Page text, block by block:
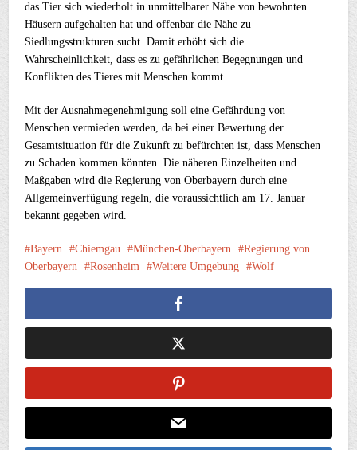
das Tier sich wiederholt in unmittelbarer Nähe von bewohnten
Häusern aufgehalten hat und offenbar die Nähe zu
Siedlungsstrukturen sucht. Damit erhöht sich die
Wahrscheinlichkeit, dass es zu gefährlichen Begegnungen und
Konflikten des Tieres mit Menschen kommt.
Mit der Ausnahmegenehmigung soll eine Gefährdung von
Menschen vermieden werden, da bei einer Bewertung der
Gesamtsituation für die Zukunft zu befürchten ist, dass Menschen
zu Schaden kommen könnten. Die näheren Einzelheiten und
Maßgaben wird die Regierung von Oberbayern durch eine
Allgemeinverfügung regeln, die voraussichtlich am 17. Januar
bekannt gegeben wird.
Bayern Chiemgau München-Oberbayern
Regierung von
Oberbayern
Rosenheim Weitere Umgebung Wolf